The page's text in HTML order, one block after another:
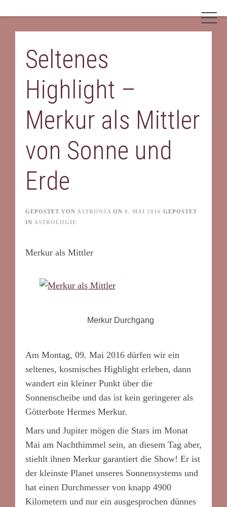
contentSeltenes
Highlight –
Merkur als Mittler
von Sonne und
Erde
GEPOSTET VON ASTRONJA ON 8. MAI 2016 GEPOSTET
IN ASTROLOGIE
Merkur als Mittler
Merkur Durchgang
Am Montag, 09. Mai 2016 dürfen wir ein
seltenes, kosmisches Highlight erleben, dann
wandert ein kleiner Punkt über die
Sonnenscheibe und das ist kein geringerer als
Götterbote Hermes Merkur.
Mars und Jupiter mögen die Stars im Monat
Mai am Nachthimmel sein, an diesem Tag aber,
stiehlt ihnen Merkur garantiert die Show! Er ist
der kleinste Planet unseres Sonnensystems und
hat einen Durchmesser von knapp 4900
Kilometern und nur ein ausgesprochen dünnes